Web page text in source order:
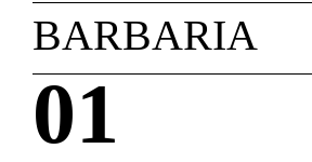
BARBARIA
01